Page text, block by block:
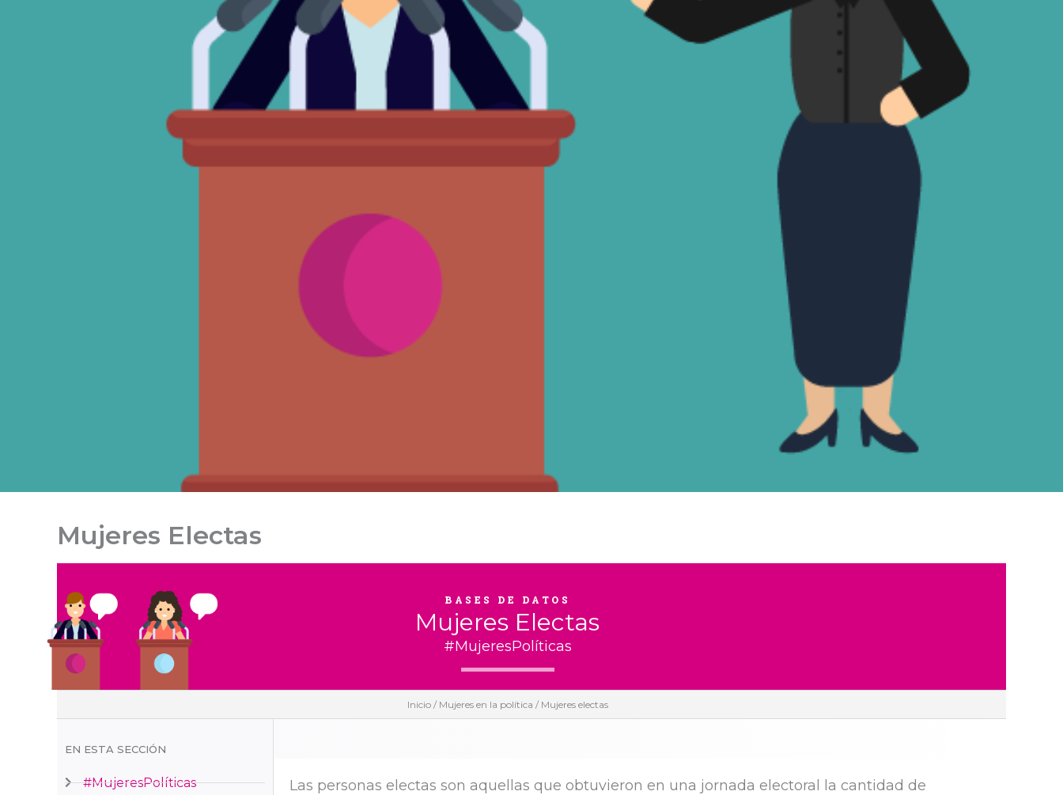
Mujeres Electas
BASES DE DATOS
Mujeres Electas
#MujeresPolíticas
Inicio / Mujeres en la política / Mujeres electas
EN ESTA SECCIÓN
#MujeresPolíticas
Las personas electas son aquellas que obtuvieron en una jornada electoral la cantidad de